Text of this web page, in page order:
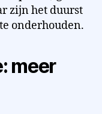
zijn het duurst
onderhouden.
meer